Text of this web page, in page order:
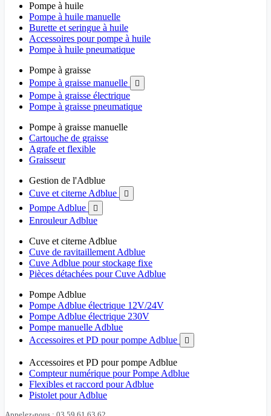
Pompe à huile
Pompe à huile manuelle
Burette et seringue à huile
Accessoires pour pompe à huile
Pompe à huile pneumatique
Pompe à graisse
Pompe à graisse manuelle

Pompe à graisse électrique
Pompe à graisse pneumatique
Pompe à graisse manuelle
Cartouche de graisse
Agrafe et flexible
Graisseur
Gestion de l'Adblue
Cuve et citerne Adblue

Pompe Adblue 
Enrouleur Adblue
Cuve et citerne Adblue
Cuve de ravitaillement Adblue
Cuve Adblue pour stockage fixe
Pièces détachées pour Cuve Adblue
Pompe Adblue
Pompe Adblue électrique 12V/24V
Pompe Adblue électrique 230V
Pompe manuelle Adblue
Accessoires et PD pour pompe Adblue

Accessoires et PD pour pompe Adblue
Compteur numérique pour Pompe Adblue
Flexibles et raccord pour Adblue
Pistolet pour Adblue